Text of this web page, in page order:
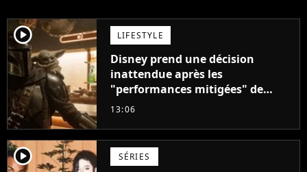
player2 LIFESTYLE
Disney prend une décision
inattendue après les
"performances mitigées" de
Vaiana et The Mandalorian &
13:06
player2 SÉRIES